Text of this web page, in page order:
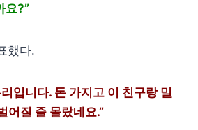
요?”
했다.
입니다. 돈 가지고 이 친구랑 밀
어질 줄 몰랐네요.”